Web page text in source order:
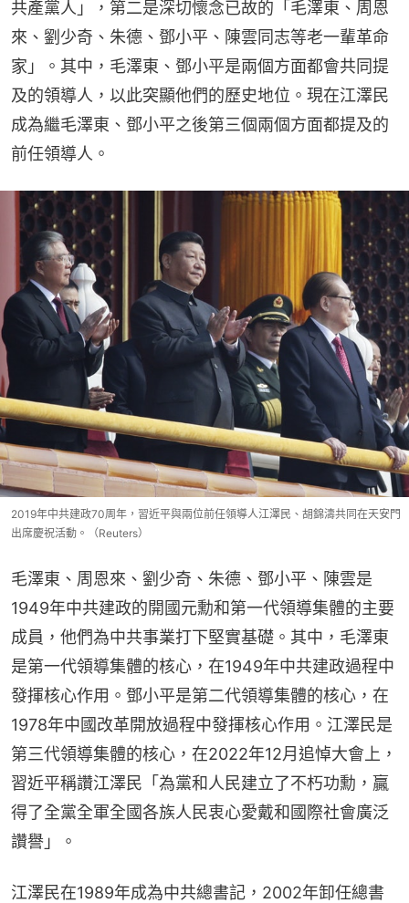
共產黨人」，第二是深切懷念已故的「毛澤東、周恩
來、劉少奇、朱德、鄧小平、陳雲同志等老一輩革命
家」。其中，毛澤東、鄧小平是兩個方面都會共同提
及的領導人，以此突顯他們的歷史地位。現在江澤民
成為繼毛澤東、鄧小平之後第三個兩個方面都提及的
前任領導人。
2019年中共建政70周年，習近平與兩位前任領導人江澤民、胡錦濤共同在天安門
出席慶祝活動。（Reuters）
毛澤東、周恩來、劉少奇、朱德、鄧小平、陳雲是
1949年中共建政的開國元勳和第一代領導集體的主要
成員，他們為中共事業打下堅實基礎。其中，毛澤東
是第一代領導集體的核心，在1949年中共建政過程中
發揮核心作用。鄧小平是第二代領導集體的核心，在
1978年中國改革開放過程中發揮核心作用。江澤民是
第三代領導集體的核心，在2022年12月追悼大會上，
習近平稱讚江澤民「為黨和人民建立了不朽功勳，贏
得了全黨全軍全國各族人民衷心愛戴和國際社會廣泛
讚譽」。
江澤民在1989年成為中共總書記，2002年卸任總書